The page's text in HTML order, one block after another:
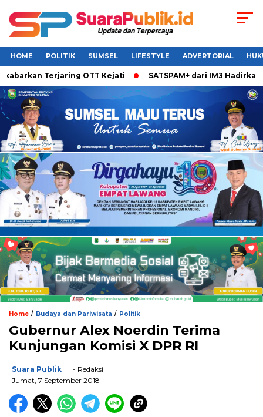
HOME POLITIK SUMSEL LIFESTYLE ADVERTORIAL
Terjaring OTT Kejati SATSPAM+ dari IM3 Hadirkan
Home / Budaya dan Pariwisata / Politik
Gubernur Alex Noerdin Terima
Kunjungan Komisi X DPR RI
Suara Publik
- Redaksi
Jumat, 7 September 2018